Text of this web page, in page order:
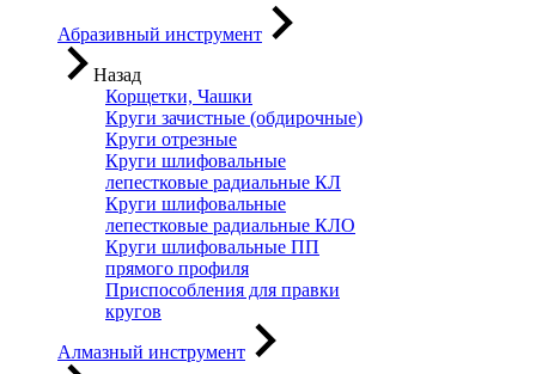
Абразивный инструмент
Назад
Корщетки, Чашки
Круги зачистные (обдирочные)
Круги отрезные
Круги шлифовальные
лепестковые радиальные КЛ
Круги шлифовальные
лепестковые радиальные КЛО
Круги шлифовальные ПП
прямого профиля
Приспособления для правки
кругов
Алмазный инструмент